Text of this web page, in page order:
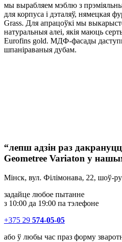
мы вырабляем мэблю з
для корпуса і дэталяў, нямецкая
Grass. Для апрацоўкі мы
натуральныя алеі, якія маюць
Eurofins gold. МДФ-фасады
шпаніраваныя дубам.
“лепш адзін раз
Geometree Variaton у
Мінск, вул. Філімонава, 22, шоў-
задайце любое пытанне
з 10:00 да 19:00 па тэлефоне
+375 29 574-05-05
або ў любы час праз форму